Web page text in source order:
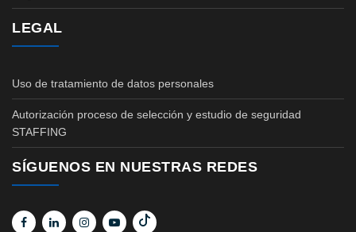
LEGAL
Uso de tratamiento de datos personales
Autorización proceso de selección y estudio de seguridad
STAFFING
SÍGUENOS EN NUESTRAS REDES